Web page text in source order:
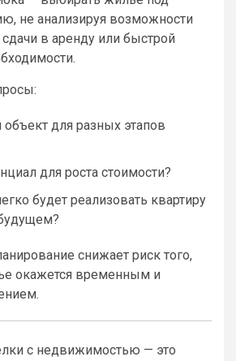
не анализируя возможности
в аренду или быстрой
объект для разных этапов
для роста стоимости?
будет реализовать квартиру
снижает риск того,
окажется временным и
с недвижимостью — это